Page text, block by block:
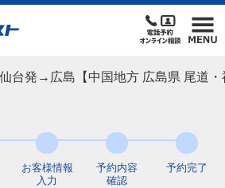
仙台発→広島【中国地方 広島県 尾道
お客様情報
入力
予約内容
確認
予約完了